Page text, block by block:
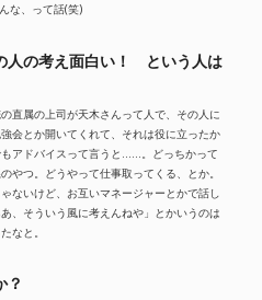
な、って話(笑)
人の考え面白い！ という人は
直属の上司が天木さんって人で、その人に
会とか開いてくれて、それは役に立ったか
アドバイスって言うと……。どっちかって
やつ。どうやって仕事取ってくる、とか。
ないけど、お互いマネージャーとかで話し
、そういう風に考えんねや」とかいうのは
なと。
？